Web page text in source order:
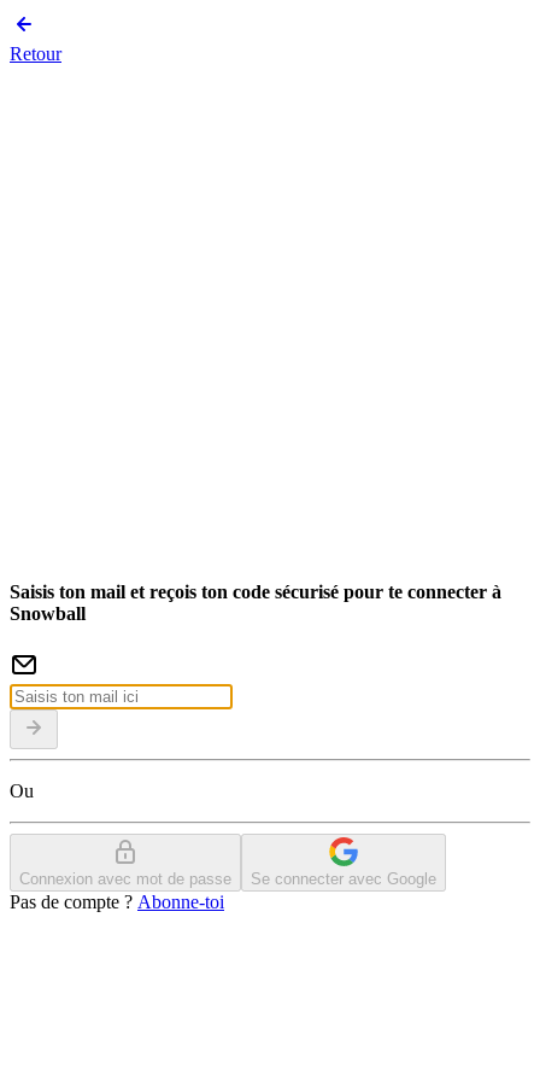
Retour
Saisis ton mail et reçois ton code sécurisé pour te connecter à
Snowball
Ou
Connexion avec mot de passe Se connecter avec Google
Pas de compte ? Abonne-toi